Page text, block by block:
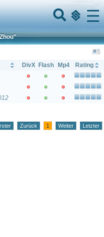
Menu
DivX Flash Mp4
Rating
Zurück 1 Weiter Letzter